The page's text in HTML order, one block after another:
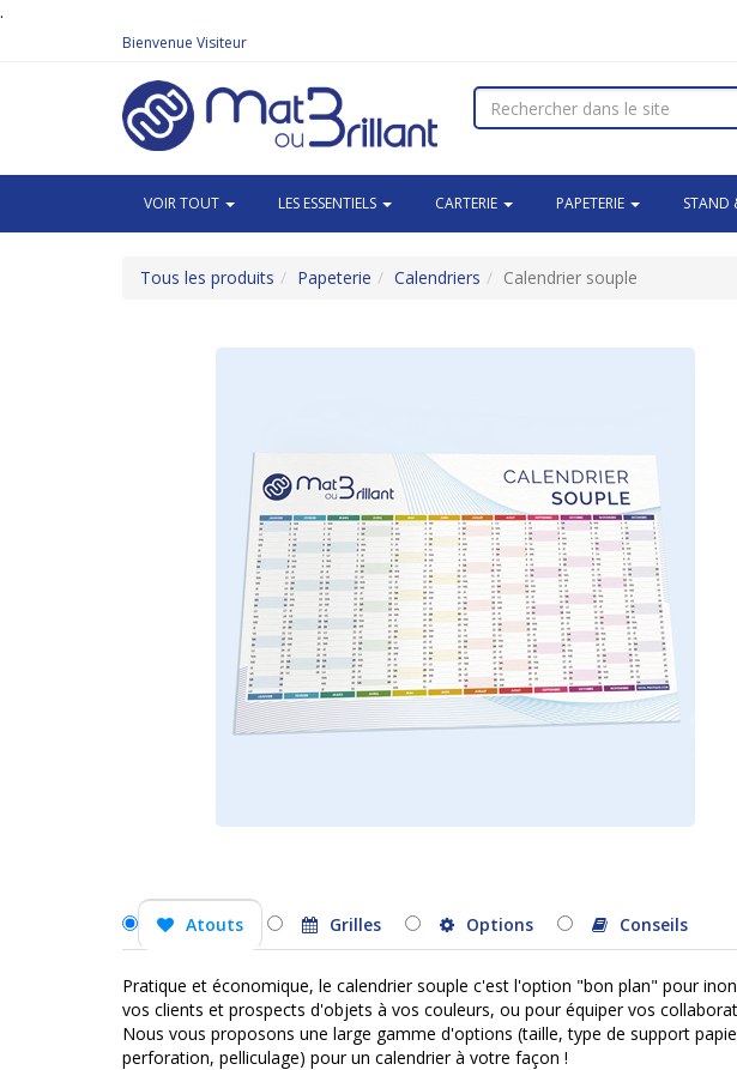
.
Bienvenue Visiteur
VOIR TOUT LES ESSENTIELS CARTERIE PAPETERIE STAND
Tous les produits Papeterie Calendriers Calendrier souple
Atouts Grilles Options Conseils
Pratique et économique, le calendrier souple c'est l'option "bon plan" pour
vos clients et prospects d'objets à vos couleurs, ou pour équiper vos
Nous vous proposons une large gamme d'options (taille, type de support
perforation, pelliculage) pour un calendrier à votre façon !